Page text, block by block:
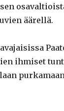
äärellä.
ihmiset